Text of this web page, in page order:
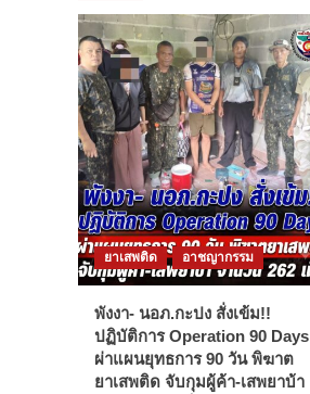
ยาเสพติด อาชญากรรม
พังงา- นอภ.กะปง สั่งเข้ม!!
ปฏิบัติการ Operation 90 Days
ผ่าแผนยุทธการ 90 วัน พิฆาต
ยาเสพติด จับกุมผู้ค้า-เสพยาบ้า